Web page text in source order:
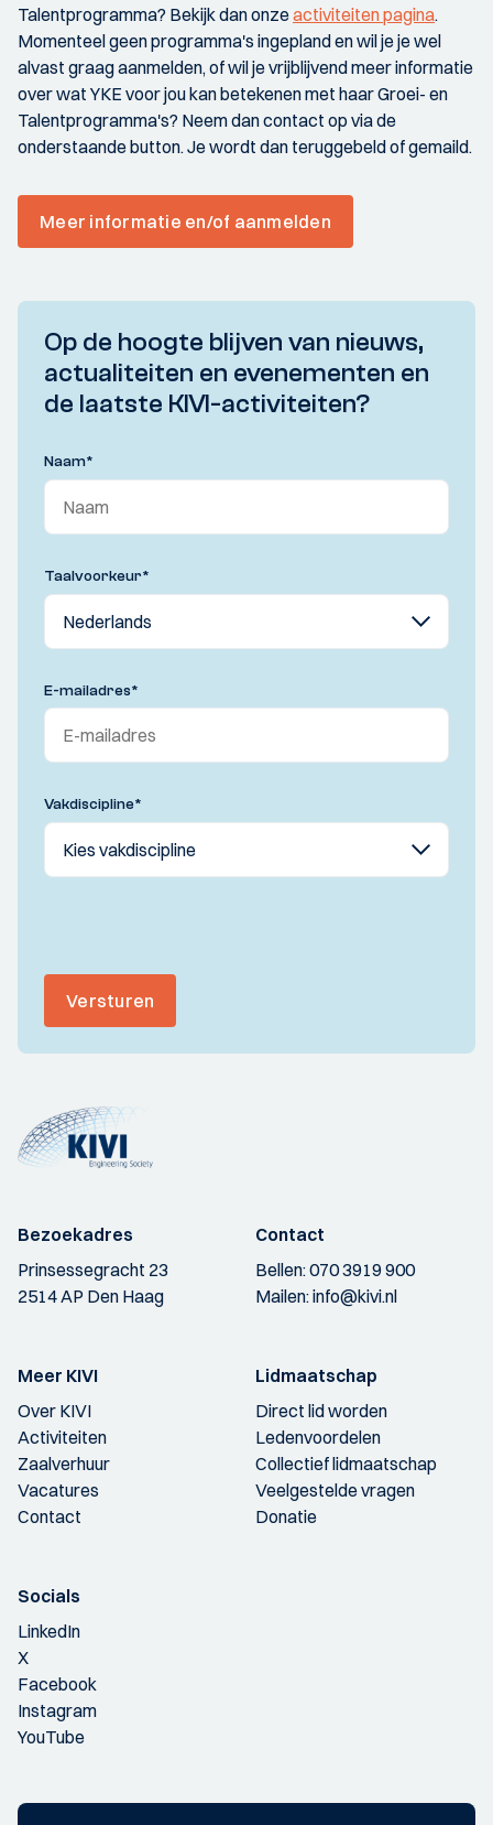
Talentprogramma? Bekijk dan onzeactiviteiten pagina.
Momenteel geen programma's ingepland en wil je je wel
alvast graag aanmelden, of wil je vrijblijvend meer informatie
over wat YKE voor jou kan betekenen met haar Groei- en
Talentprogramma's? Neem dan contact op via de
onderstaande button. Je wordt dan teruggebeld of gemaild.
Meer informatie en/of aanmelden
Op de hoogte blijven van nieuws,
actualiteiten en evenementen en
de laatste KIVI-activiteiten?
Naam*
Taalvoorkeur*
E-mailadres*
Vakdiscipline*
Versturen
Bezoekadres
Prinsessegracht 23
2514 AP Den Haag
Contact
Bellen:070 3919 900
Mailen:info@kivi.nl
Meer KIVI
Over KIVI
Activiteiten
Zaalverhuur
Vacatures
Contact
Lidmaatschap
Direct lid worden
Ledenvoordelen
Collectief lidmaatschap
Veelgestelde vragen
Donatie
Socials
LinkedIn
X
Facebook
Instagram
YouTube